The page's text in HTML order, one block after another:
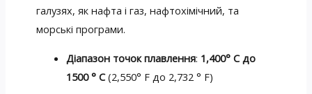
галузях, як нафта і газ, нафтохімічний, та
морські програми.
Діапазон точок плавлення: 1,400° С до
1500 ° C(2,550° F до 2,732 ° F)